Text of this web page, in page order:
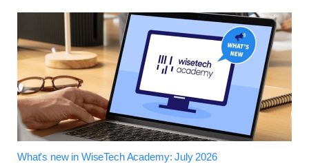
What's new in WiseTech Academy: July 2026